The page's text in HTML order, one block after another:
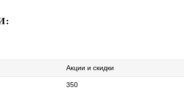
Акции и скидки
350